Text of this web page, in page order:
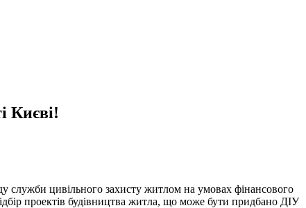
Києві!
служби цивільного захисту житлом на умовах фінансового
проектів будівництва житла, що може бути придбано ДІУ